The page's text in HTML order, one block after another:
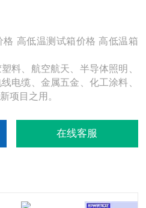
格 高低温测试箱价格 高低温箱
料、航空航天、半导体照明、
电缆、金属五金、化工涂料、
项目之用。
在线客服